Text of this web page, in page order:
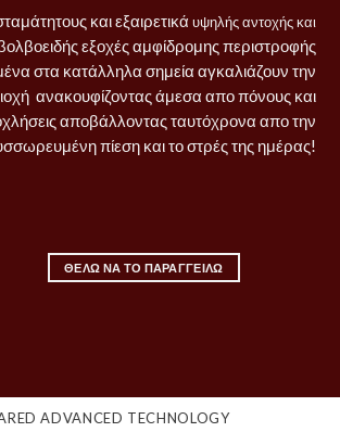
και εξαιρετικά υψηλής αντοχής και
εξοχές αμφίδρομης περιστροφής
στα κατάλληλα σημεία αγκαλιάζουν την
ανακουφίζοντας άμεσα απο πόνους και
αποβάλλοντας ταυτόχρονα απο την
πίεση και το στρές της ημέρας!
ΘΕΛΩ ΝΑ ΤΟ ΠΑΡΑΓΓΕΙΛΩ
ADVANCED TECHNOLOGY